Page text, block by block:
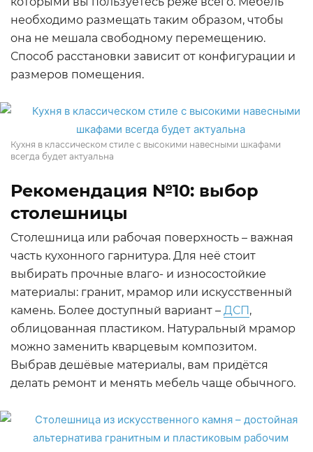
необходимо размещать таким образом, чтобы
она не мешала свободному перемещению.
Способ расстановки зависит от конфигурации и
размеров помещения.
Кухня в классическом стиле с высокими навесными шкафами
всегда будет актуальна
Рекомендация №10: выбор
столешницы
Столешница или рабочая поверхность – важная
часть кухонного гарнитура. Для неё стоит
выбирать прочные влаго- и износостойкие
материалы: гранит, мрамор или искусственный
камень. Более доступный вариант – ДСП,
облицованная пластиком. Натуральный мрамор
можно заменить кварцевым композитом.
Выбрав дешёвые материалы, вам придётся
делать ремонт и менять мебель чаще обычного.